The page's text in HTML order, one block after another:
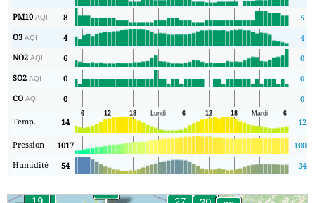
PM10AQI 8
5
O3AQI 4
4
NO2AQI 6
0
SO2AQI 0
0
COAQI 0 0
Temp. 14 12
Pression 1017 1009
Humidité
54 34